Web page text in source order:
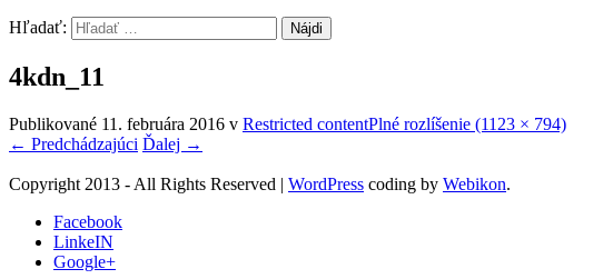
Hľadať:
4kdn_11
Publikované 11. februára 2016 v Restricted contentPlné rozlíšenie (1123 × 794)
← Predchádzajúci Ďalej →
Copyright 2013 - All Rights Reserved | WordPress coding by Webikon.
Facebook
LinkeIN
Google+